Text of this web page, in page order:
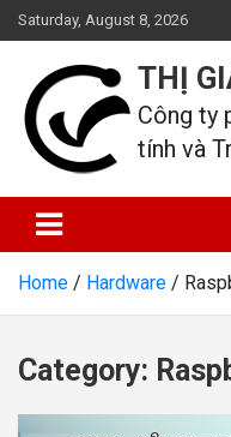
Skip
to
content
Saturday, August 8, 2026
THỊ
Công ty
tính và
Home Hardware
Category: